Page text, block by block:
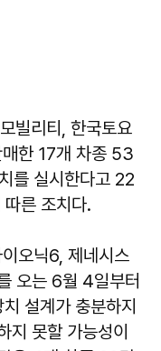
빌리티, 한국토요
매한 17개 차종 53
를 실시한다고 22
른 조치다.
오닉6, 제네시스
오는 6월 4일부터
설계가 충분하지
지 못할 가능성이